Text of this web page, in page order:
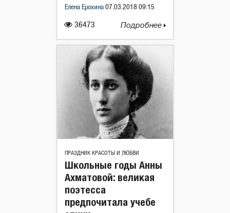
36473
Елена Ерохина 07.03.2018 09:15
Подробнее
ПРАЗДНИК КРАСОТЫ И ЛЮБВИ
Школьные годы Анны
Ахматовой: великая
поэтесса
предпочитала учебе